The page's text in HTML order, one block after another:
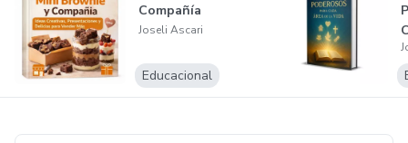
Compañía
Joseli Ascari
Educacional